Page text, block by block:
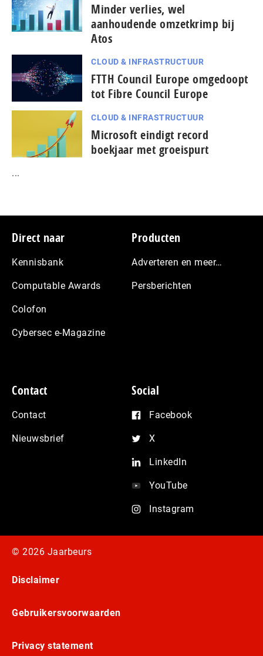
Minder verlies, wel
aanhoudende omzetkrimp bij
Atos
CLOUD & INFRASTRUCTUUR
FTTH Council Europe omgedoopt
tot Fibre Council Europe
CLOUD & INFRASTRUCTUUR
Microsoft eindigt record
boekjaar met groeispurt
...
Footer
Direct naar
Kennisbank
Computable Awards
Colofon
Cybersec e-Magazine
Producten
Adverteren en meer…
Persberichten
Contact
Contact
Nieuwsbrief
Social
Facebook
X
LinkedIn
YouTube
Instagram
© 2026 Jaarbeurs
Disclaimer
Gebruikersvoorwaarden
Privacy statement